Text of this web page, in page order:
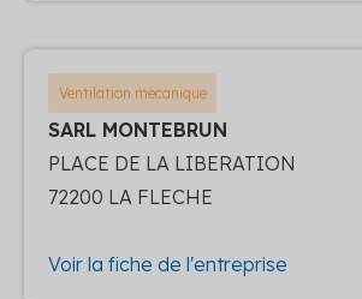
Ventilation mecanique
SARL MONTEBRUN
PLACE DE LA LIBERATION
72200 LA FLECHE
Voir la fiche de l'entreprise